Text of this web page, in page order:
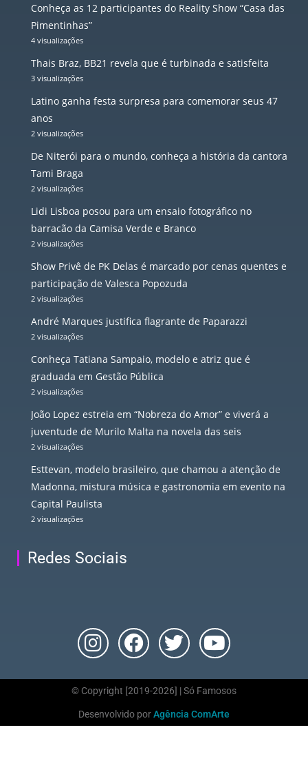
Conheça as 12 participantes do Reality Show “Casa das
Pimentinhas”
4 visualizações
Thais Braz, BB21 revela que é turbinada e satisfeita
3 visualizações
Latino ganha festa surpresa para comemorar seus 47
anos
2 visualizações
De Niterói para o mundo, conheça a história da cantora
Tami Braga
2 visualizações
Lidi Lisboa posou para um ensaio fotográfico no
barracão da Camisa Verde e Branco
2 visualizações
Show Privê de PK Delas é marcado por cenas quentes e
participação de Valesca Popozuda
2 visualizações
André Marques justifica flagrante de Paparazzi
2 visualizações
Conheça Tatiana Sampaio, modelo e atriz que é
graduada em Gestão Pública
2 visualizações
João Lopez estreia em “Nobreza do Amor” e viverá a
juventude de Murilo Malta na novela das seis
2 visualizações
Esttevan, modelo brasileiro, que chamou a atenção de
Madonna, mistura música e gastronomia em evento na
Capital Paulista
2 visualizações
Redes Sociais
© Copyright [2019-2026] | Só Famosos
Desenvolvido porAgência ComArte